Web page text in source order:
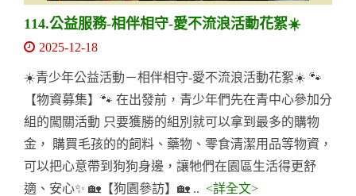
114.公益服務-相伴相守-愛不流浪活動花絮☀️
2025-12-18
☀️青少年公益活動－相伴相守-愛不流浪活動花絮☀️ 🐾
【物資募集】🐾 在出發前，青少年們先在青中心參加分
組的闖關活動 只要獲勝的組別就可以拿到最多的購物
金， 購買毛孩的的飼料、藥物、零食清潔用品等物資，
可以把心意帶到狗狗身邊，讓牠們在園區生活得更舒
適、安心✨ 🏡【狗園參訪】🏡 .. <詳全文>